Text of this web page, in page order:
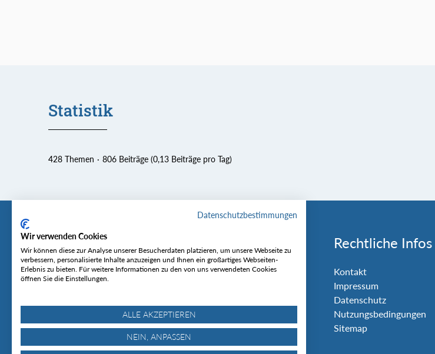
Statistik
428 Themen 806 Beiträge (0,13 Beiträge pro Tag)
Tourentipp
Über uns
Wetter & Lawinenlage
Rechtliche Infos
Kontakt
Impressum
Datenschutz
Nutzungsbedingungen
Sitemap
Datenschutzbestimmungen
Wir verwenden Cookies
Wir können diese zur Analyse unserer Besucherdaten platzieren, um unsere Webseite zu
verbessern, personalisierte Inhalte anzuzeigen und Ihnen ein großartiges Webseiten-
Erlebnis zu bieten. Für weitere Informationen zu den von uns verwendeten Cookies
öffnen Sie die Einstellungen.
ALLE AKZEPTIEREN
NEIN, ANPASSEN